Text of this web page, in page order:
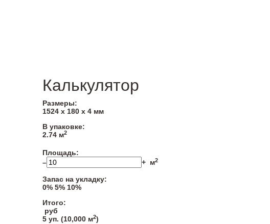
Калькулятор
Размеры:
1524 х 180 х 4 мм
В упаковке:
2.74 м2
Площадь:
–
+ м2
Запас на укладку:
0% 5% 10%
Итого:
руб
5 уп. (10,000 м2)